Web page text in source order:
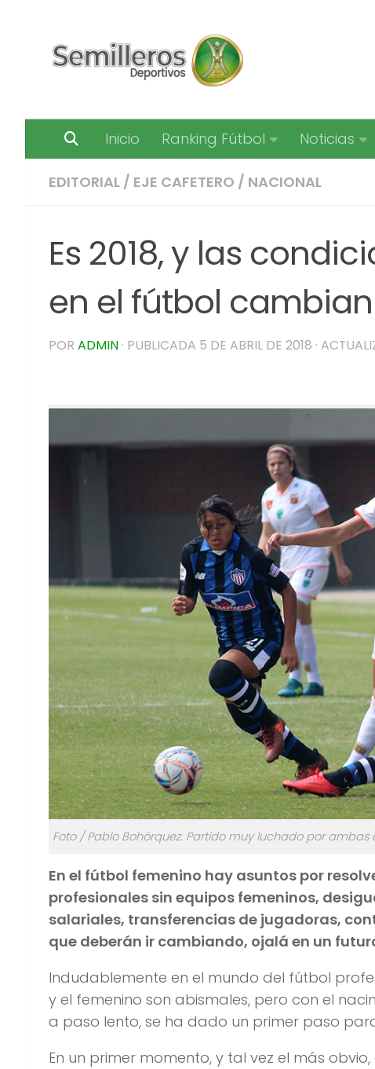
Inicio Ranking Fútbol Noticias
EDITORIAL / EJE CAFETERO / NACIONAL
Es 2018, y las
en el fútbol
POR ADMIN · PUBLICADA 5 DE ABRIL DE 2018 ·
Foto / Pablo Bohórquez. Partido muy luchado por
En el fútbol femenino hay asuntos por
profesionales sin equipos femeninos,
salariales, transferencias de jugadoras,
que deberán ir cambiando, ojalá en un
Indudablemente en el mundo del fútbol
y el femenino son abismales, pero con el
a paso lento, se ha dado un primer paso
En un primer momento, y tal vez el más